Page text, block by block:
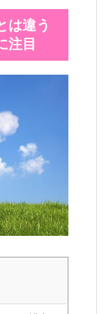
は違う
注目